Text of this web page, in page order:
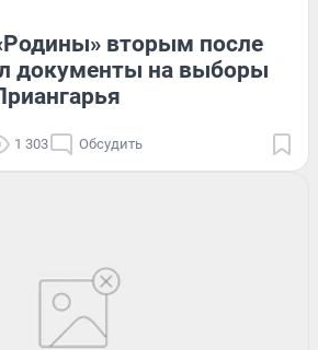
вторым после
документы на выборы
1 303 Обсудить